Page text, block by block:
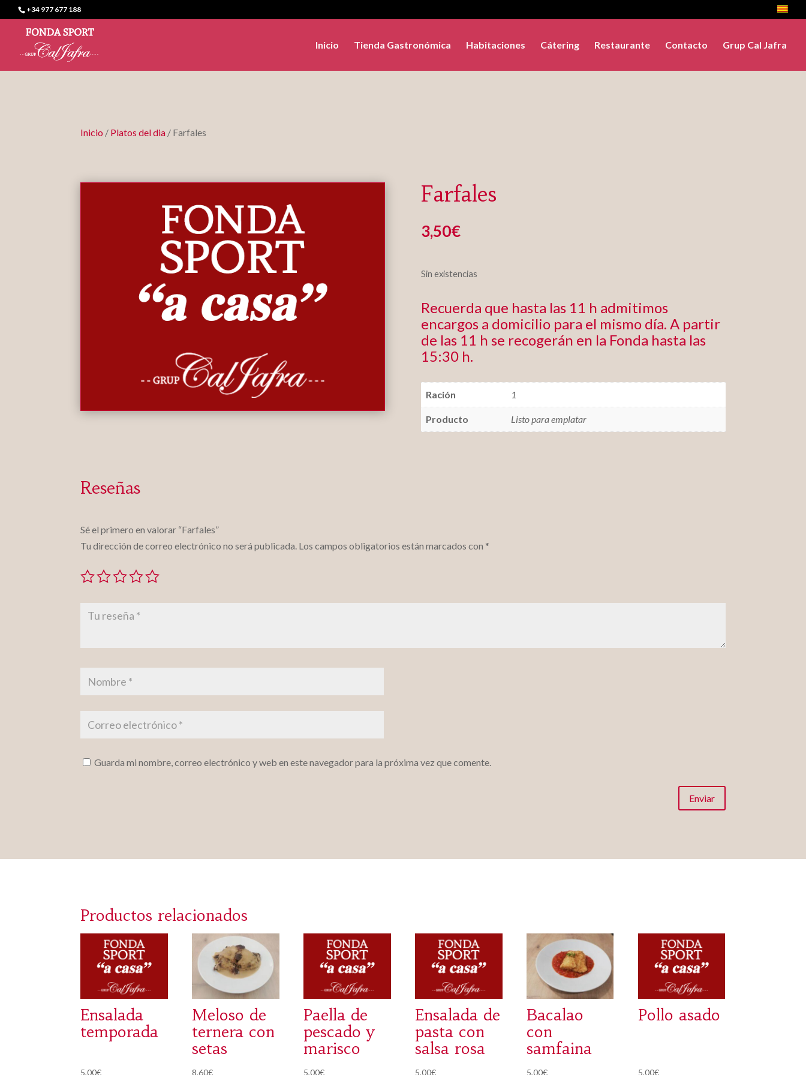
+34 977 677 188
Inicio Tienda Gastronómica Habitaciones Cátering Restaurante Contacto Grup Cal Jafra
Inicio / Platos del dia / Farfales
Farfales
3,50€
Sin existencias
Recuerda que hasta las 11 h admitimos
encargos a domicilio para el mismo día. A partir
de las 11 h se recogerán en la Fonda hasta las
15:30 h.
Ración 1
Producto Listo para emplatar
Reseñas
Sé el primero en valorar “Farfales”
Tu dirección de correo electrónico no será publicada. Los campos obligatorios están marcados con *
Guarda mi nombre, correo electrónico y web en este navegador para la próxima vez que comente.
Enviar
Productos relacionados
Ensalada
temporada
5,00€
Meloso de
ternera con
setas
8,60€
Paella de
pescado y
marisco
5,00€
Ensalada de
pasta con
salsa rosa
5,00€
Bacalao
con
samfaina
5,00€
Pollo asado
5,00€